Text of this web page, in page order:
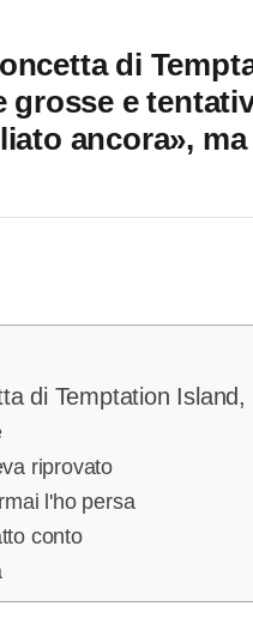
di
grosse e
ancora»,
di Temptation Island,
riprovato
l'ho persa
conto